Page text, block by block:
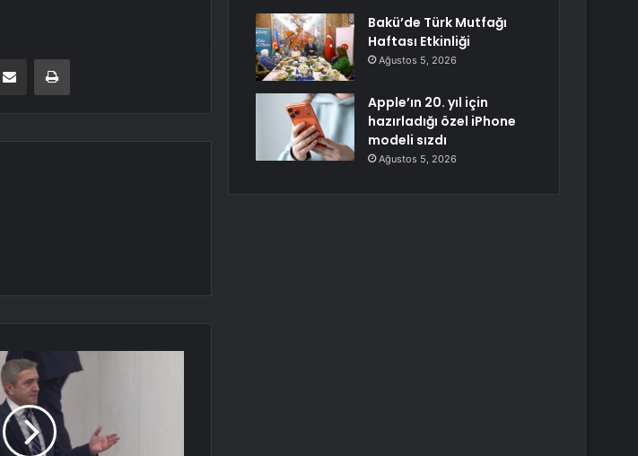
E-Posta ile paylaş Yazdır
Bakü’de Türk Mutfağı
Haftası Etkinliği
Ağustos 5, 2026
Apple’ın 20. yıl için
hazırladığı özel iPhone
modeli sızdı
Ağustos 5, 2026